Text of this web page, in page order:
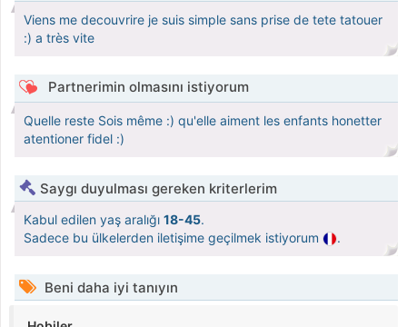
Viens me decouvrire je suis simple sans prise de tete tatouer
:) a très vite
Partnerimin olmasını istiyorum
Quelle reste Sois même :) qu'elle aiment les enfants honetter
atentioner fidel :)
Saygı duyulması gereken kriterlerim
Kabul edilen yaş aralığı 18-45.
Sadece bu ülkelerden iletişime geçilmek istiyorum
.
Beni daha iyi tanıyın